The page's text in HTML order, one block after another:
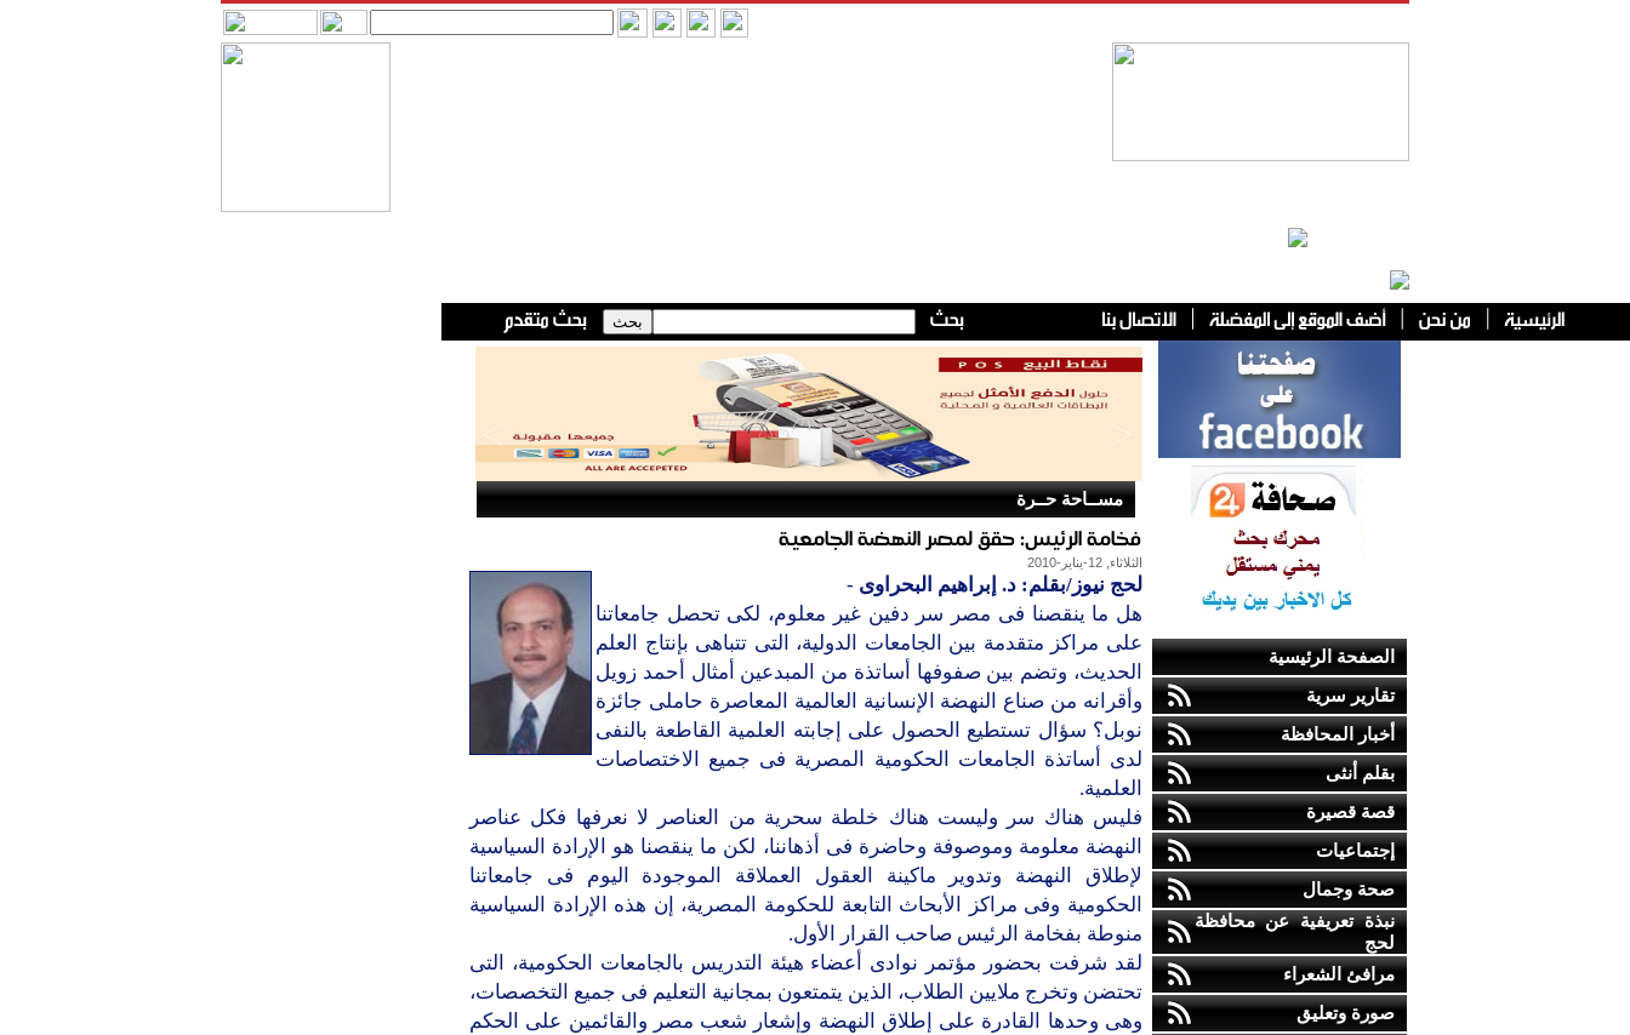
الصفحة الرئيسية
تقارير سرية
أخبار المحافظة
بقلم أنثى
قصة قصيرة
إجتماعيات
صحة وجمال
نبذة تعريفية عن محافظة
لحج
مرافئ الشعراء
صورة وتعليق
مســاحة حــرة
فخامة الرئيس: حقق لمصر النهضة الجامعية
الثلاثاء, 12-يناير-2010
لحج نيوز/بقلم: د. إبراهيم البحراوى -
هل ما ينقصنا فى مصر سر دفين غير معلوم، لكى تحصل جامعاتنا
على مراكز متقدمة بين الجامعات الدولية، التى تتباهى بإنتاج العلم
الحديث، وتضم بين صفوفها أساتذة من المبدعين أمثال أحمد زويل
وأقرانه من صناع النهضة الإنسانية العالمية المعاصرة حاملى جائزة
نوبل؟ سؤال تستطيع الحصول على إجابته العلمية القاطعة بالنفى
لدى أساتذة الجامعات الحكومية المصرية فى جميع الاختصاصات
العلمية.
فليس هناك سر وليست هناك خلطة سحرية من العناصر لا نعرفها فكل عناصر
النهضة معلومة وموصوفة وحاضرة فى أذهاننا، لكن ما ينقصنا هو الإرادة السياسية
لإطلاق النهضة وتدوير ماكينة العقول العملاقة الموجودة اليوم فى جامعاتنا
الحكومية وفى مراكز الأبحاث التابعة للحكومة المصرية، إن هذه الإرادة السياسية
منوطة بفخامة الرئيس صاحب القرار الأول.
لقد شرفت بحضور مؤتمر نوادى أعضاء هيئة التدريس بالجامعات الحكومية، التى
تحتضن وتخرج ملايين الطلاب، الذين يتمتعون بمجانية التعليم فى جميع التخصصات،
وهى وحدها القادرة على إطلاق النهضة وإشعار شعب مصر والقائمين على الحكم